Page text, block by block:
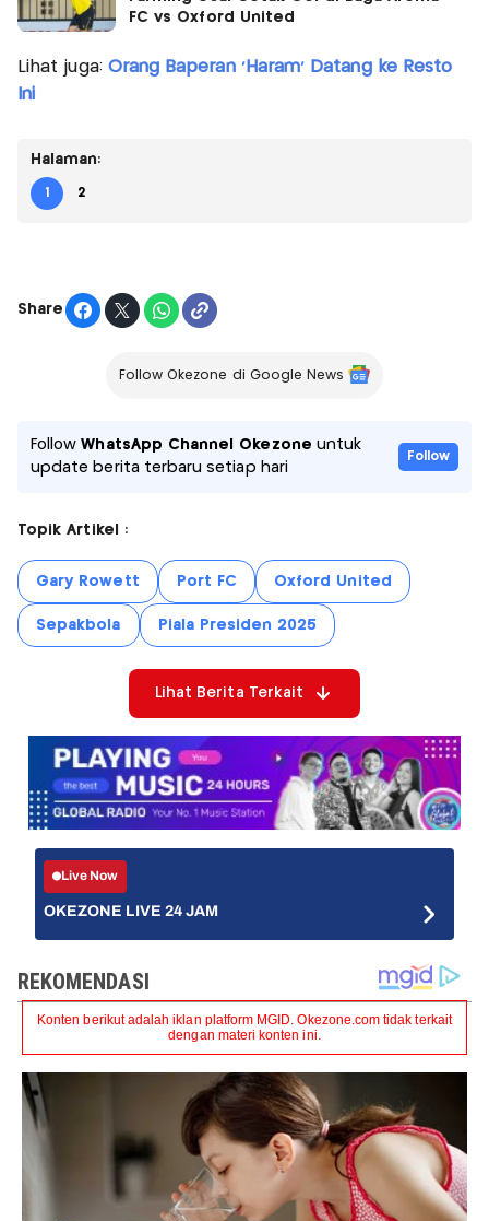
FC vs Oxford United
Lihat juga: Orang Baperan 'Haram' Datang ke Resto
Ini
Halaman:
1 2
Share
Follow Okezone di Google News
FollowWhatsApp Channel Okezone untuk
update berita terbaru setiap hari
Follow
Topik Artikel :
Gary Rowett Port FC Oxford United
Sepakbola Piala Presiden 2025
Lihat Berita Terkait
Live Now
OKEZONE LIVE 24 JAM